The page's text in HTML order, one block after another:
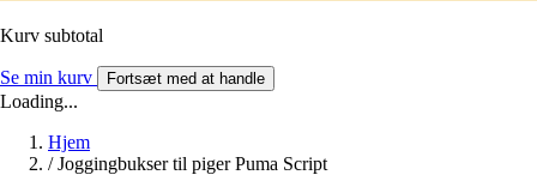
Kurv subtotal
Se min kurv Fortsæt med at handle
Loading...
Hjem
/ Joggingbukser til piger Puma Script